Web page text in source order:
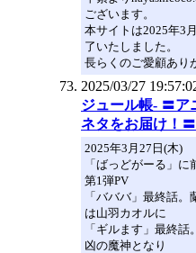
ございます。
本サイトは2025年3
了いたしました。
長らくのご愛顧あり
2025/03/27
ジュール帳- 〓ア
ネタをお届け！〓
2025年3月27日(木)
「ばっどがーる」
第1弾PV
「バババ」最終話
は山羽カオルに
「ギルます」最終
凶の魔神となり